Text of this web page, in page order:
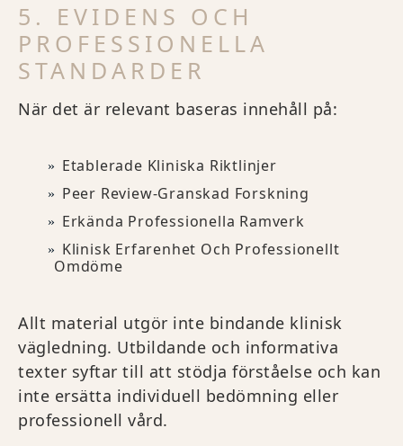
5. EVIDENS OCH
PROFESSIONELLA
STANDARDER
När det är relevant baseras innehåll på:
Etablerade Kliniska Riktlinjer
Peer Review-Granskad Forskning
Erkända Professionella Ramverk
Klinisk Erfarenhet Och Professionellt
Omdöme
Allt material utgör inte bindande klinisk
vägledning. Utbildande och informativa
texter syftar till att stödja förståelse och kan
inte ersätta individuell bedömning eller
professionell vård.